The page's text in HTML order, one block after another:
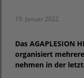
19. Januar 2022
Das AGAPLESION
organisiert
nehmen in der